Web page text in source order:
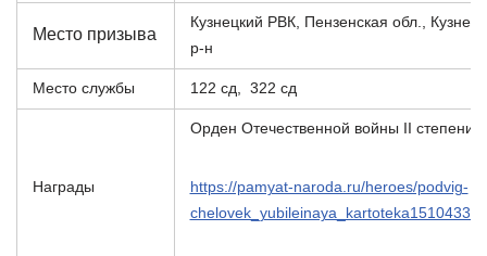
Место призыва
Кузнецкий РВК, Пензенская обл.,
р-н
Место службы 122 сд, 322 сд
Награды
Орден Отечественной войны II степени
https://pamyat-naroda.ru/heroes/podvig-